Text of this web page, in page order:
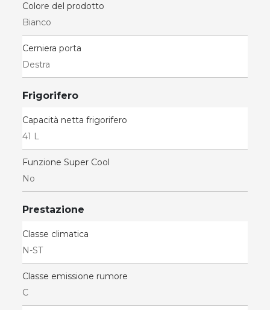
Colore del prodotto
Bianco
Cerniera porta
Destra
Frigorifero
Capacità netta frigorifero
41 L
Funzione Super Cool
No
Prestazione
Classe climatica
N-ST
Classe emissione rumore
C